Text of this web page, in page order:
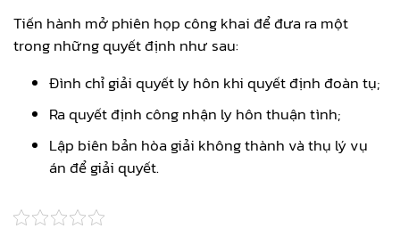
Tiến hành mở phiên họp công khai để đưa ra một
trong những quyết định như sau:
Đình chỉ giải quyết ly hôn khi quyết định đoàn tụ;
Ra quyết định công nhận ly hôn thuận tình;
Lập biên bản hòa giải không thành và thụ lý vụ
án để giải quyết.